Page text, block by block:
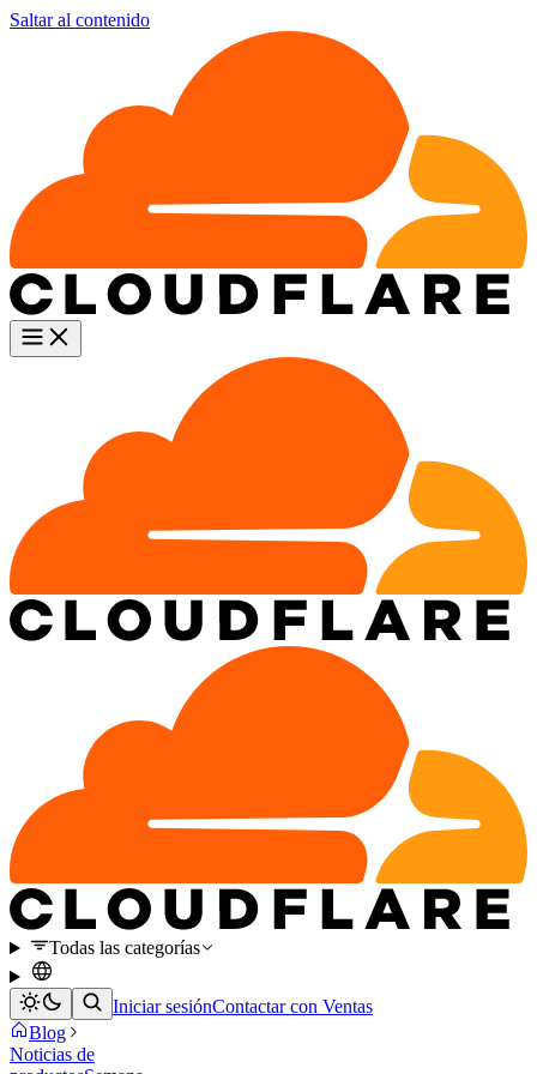
Saltar al contenido
Todas las categorías
Iniciar sesiónContactar con Ventas
Blog
Noticias de